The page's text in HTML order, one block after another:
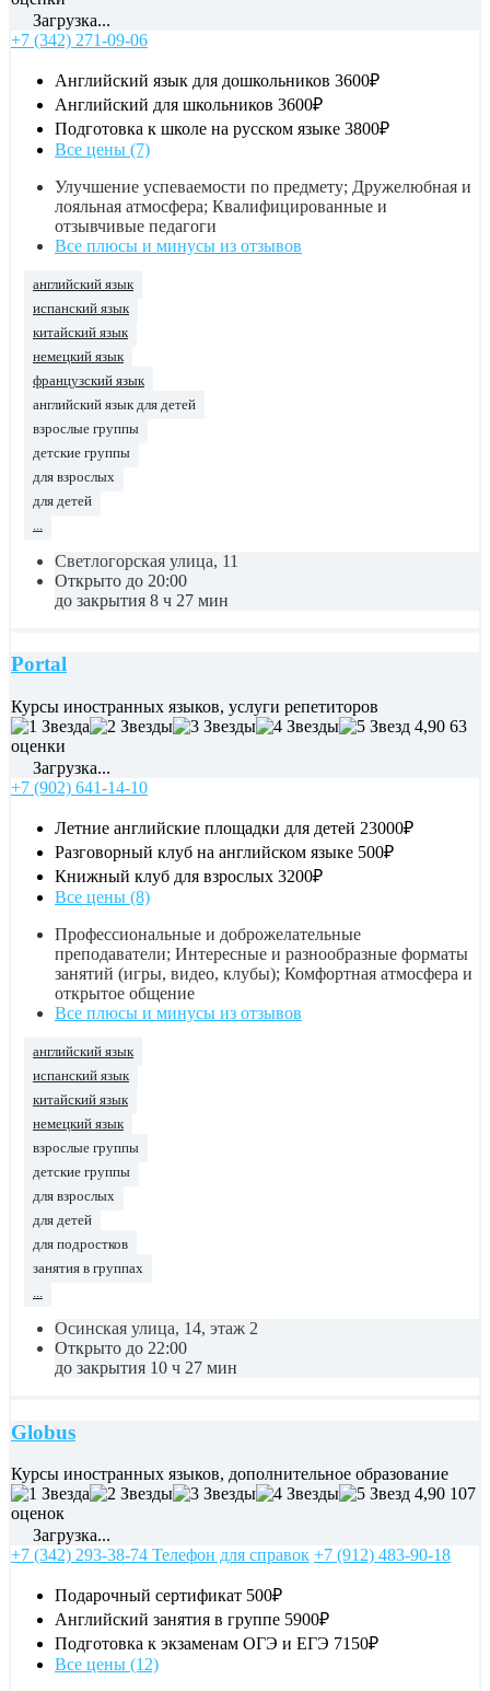
Загрузка...
+7 (342) 271-09-06
Английский язык для дошкольников 3600₽
Английский для школьников 3600₽
Подготовка к школе на русском языке 3800₽
Все цены (7)
Улучшение успеваемости по предмету; Дружелюбная и
лояльная атмосфера; Квалифицированные и
отзывчивые педагоги
Все плюсы и минусы из отзывов
английский язык
испанский язык
китайский язык
немецкий язык
французский язык
английский язык для детей
взрослые группы
детские группы
для взрослых
для детей
Светлогорская улица, 11
Открыто до 20:00
до закрытия 8 ч 27 мин
Portal
Курсы иностранных языков, услуги репетиторов
4,90 63
оценки
Загрузка...
+7 (902) 641-14-10
Летние английские площадки для детей 23000₽
Разговорный клуб на английском языке 500₽
Книжный клуб для взрослых 3200₽
Все цены (8)
Профессиональные и доброжелательные
преподаватели; Интересные и разнообразные форматы
занятий (игры, видео, клубы); Комфортная атмосфера и
открытое общение
Все плюсы и минусы из отзывов
английский язык
испанский язык
китайский язык
немецкий язык
взрослые группы
детские группы
для взрослых
для детей
для подростков
занятия в группах
...
Осинская улица, 14, этаж 2
Открыто до 22:00
до закрытия 10 ч 27 мин
Globus
Курсы иностранных языков, дополнительное образование
4,90 107
оценок
Загрузка...
+7 (342) 293-38-74 Телефон для справок +7 (912) 483-90-18
Подарочный сертификат 500₽
Английский занятия в группе 5900₽
Подготовка к экзаменам ОГЭ и ЕГЭ 7150₽
Все цены (12)